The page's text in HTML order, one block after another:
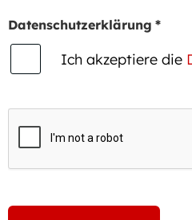
Datenschutzerklärung *
Ich akzeptiere die